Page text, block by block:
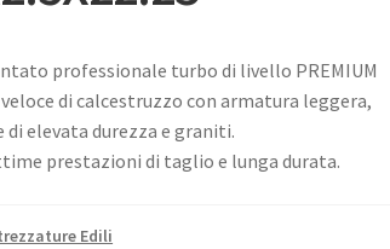
professionale turbo di livello PREMIUM
di calcestruzzo con armatura leggera,
di elevata durezza e graniti.
prestazioni di taglio e lunga durata.
Edili